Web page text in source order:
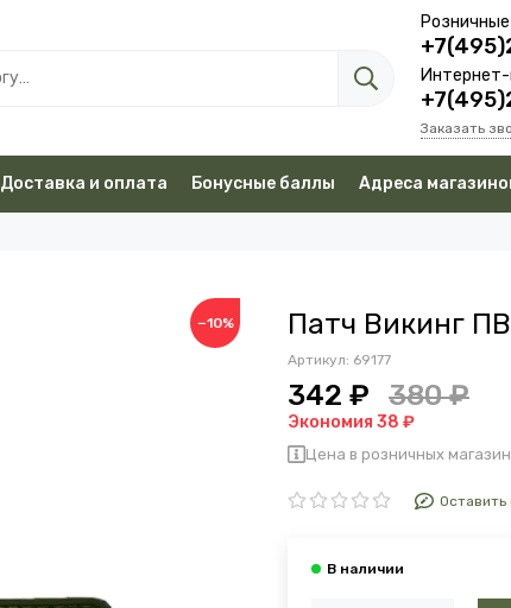
Интернет-
Заказать
Доставка и оплата Бонусные баллы Адреса
−10% Патч Викинг
Артикул: 69177
342 ₽ 380 ₽
Экономия 38 ₽
Цена в розничных
Оставить